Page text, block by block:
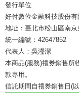
發行單位
好付數位金融科技股份
地址：臺北市松山區南
統一編號：42647852
代表人：吳瀅潔
本商品(服務)禮券銷售所
款專用。
信託期間自禮券銷售日(